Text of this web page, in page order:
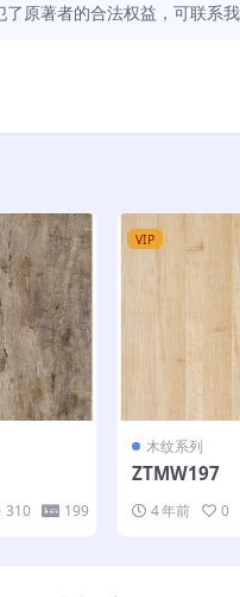
原著者的合法权益，可联系我
310 199
VIP
木纹系列
ZTMW197
4 年前 0